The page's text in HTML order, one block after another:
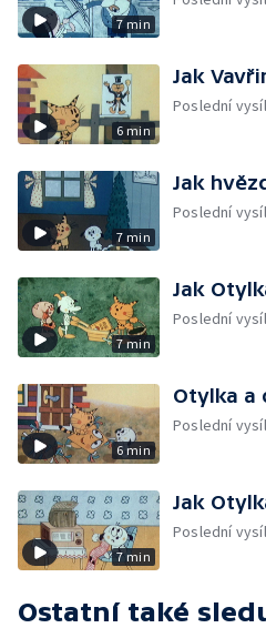
7 min
6 min
Jak
Poslední
7 min
Jak
Poslední
7 min
Jak
Poslední
6 min
Otylka a
Poslední
7 min
Jak
Poslední
Ostatní také